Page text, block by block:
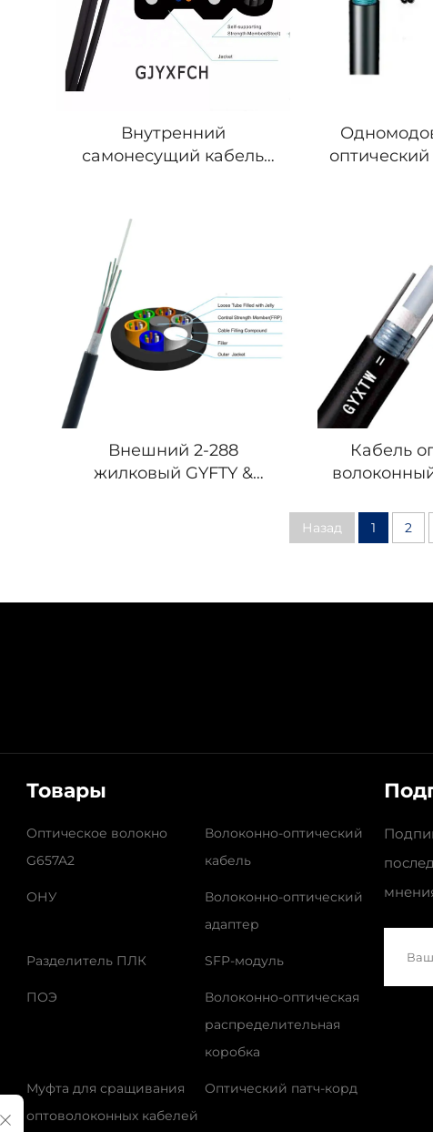
Внутренний
самонесущий кабель
Внешний 2-288
жилковый GYFTY &
Кабель
волоконный
Назад 1 2
Товары
Оптическое волокно
G657A2
Волоконно-оптический
кабель
ОНУ
Волоконно-оптический
адаптер
Разделитель ПЛК SFP-модуль
ПОЭ
Волоконно-оптическая
распределительная
коробка
Муфта для сращивания
оптоволоконных кабелей
Оптический патч-корд